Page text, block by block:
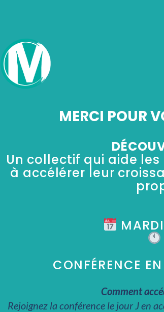
MERCI POUR
Un collectif qui aide
à accélérer leur
CONFÉRENCE
Comment
Rejoignez la conférence le jour J en